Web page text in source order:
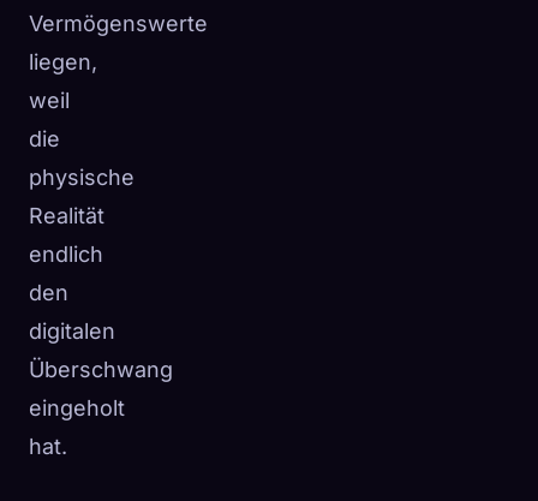
Vermögenswerte
liegen,
weil
die
physische
Realität
endlich
den
digitalen
Überschwang
eingeholt
hat.